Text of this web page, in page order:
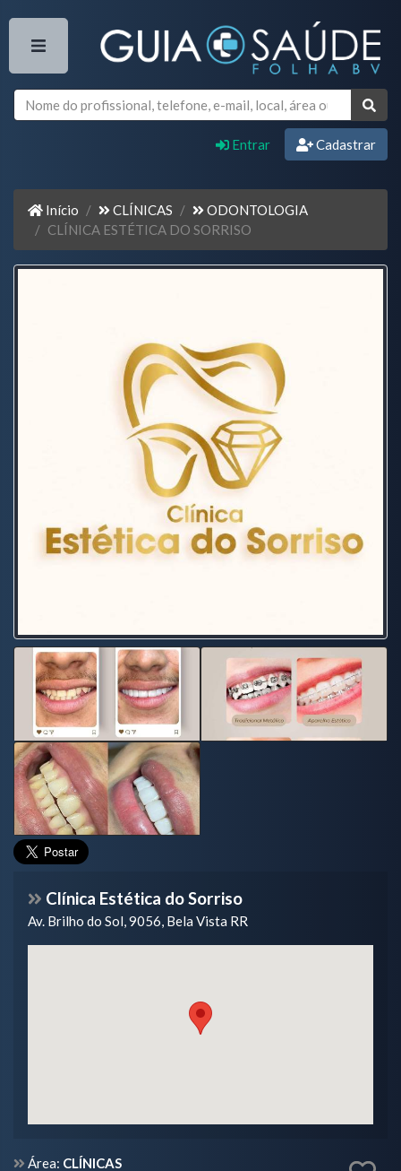
Entrar Cadastrar
Início CLÍNICAS
ODONTOLOGIA
CLÍNICA ESTÉTICA DO SORRISO
Clínica Estética do Sorriso
Av. Brilho do Sol, 9056, Bela Vista RR
Área: CLÍNICAS